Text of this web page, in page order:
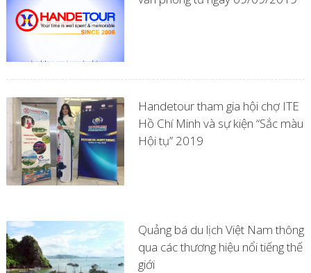
Handetour tham gia hội chợ ITE
Hồ Chí Minh và sự kiện “Sắc màu
Hội tụ” 2019
Quảng bá du lịch Việt Nam thông
qua các thương hiệu nổi tiếng thế
giới